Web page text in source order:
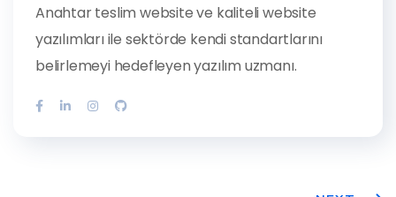
Anahtar teslim website ve kaliteli website
yazılımları ile sektörde kendi standartlarını
belirlemeyi hedefleyen yazılım uzmanı.